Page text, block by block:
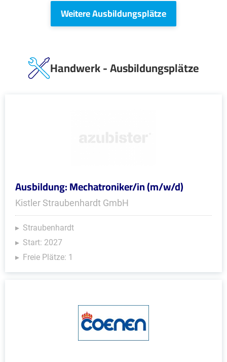
Weitere Ausbildungsplätze
Handwerk - Ausbildungsplätze
Ausbildung: Mechatroniker/in (m/w/d)
Kistler Straubenhardt GmbH
Straubenhardt
Start: 2027
Freie Plätze: 1